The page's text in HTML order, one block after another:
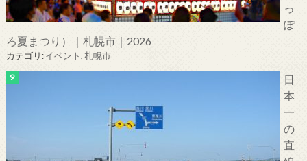
っ
ぽ
ろ夏まつり）｜札幌市｜2026
カテゴリ:イベント,札幌市
日
本
一
の
直